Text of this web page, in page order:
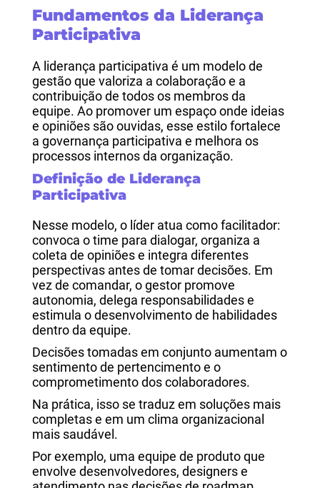
Fundamentos da Liderança
Participativa
A liderança participativa é um modelo de
gestão que valoriza a colaboração e a
contribuição de todos os membros da
equipe. Ao promover um espaço onde ideias
e opiniões são ouvidas, esse estilo fortalece
a governança participativa e melhora os
processos internos da organização.
Definição de Liderança
Participativa
Nesse modelo, o líder atua como facilitador:
convoca o time para dialogar, organiza a
coleta de opiniões e integra diferentes
perspectivas antes de tomar decisões. Em
vez de comandar, o gestor promove
autonomia, delega responsabilidades e
estimula o desenvolvimento de habilidades
dentro da equipe.
Decisões tomadas em conjunto aumentam o
sentimento de pertencimento e o
comprometimento dos colaboradores.
Na prática, isso se traduz em soluções mais
completas e em um clima organizacional
mais saudável.
Por exemplo, uma equipe de produto que
envolve desenvolvedores, designers e